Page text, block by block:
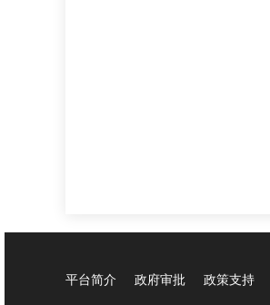
平台简介 政府审批 政策支持